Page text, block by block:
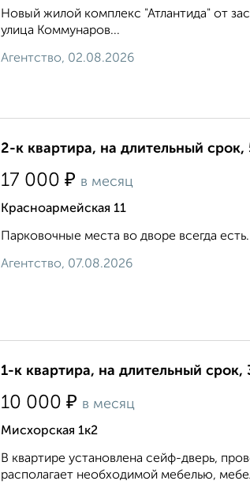
Новый жилой комплекс "Атлантида" от
улица Коммунаров...
Агентство, 02.08.2026
2-к квартира, на длительный
17 000 ₽ в месяц
Красноармейская 11
Парковочные места во дворе всегда
Агентство, 07.08.2026
1-к квартира, на длительный срок,
10 000 ₽ в месяц
Мисхорская 1к2
В квартире установлена сейф-дверь,
располагает необходимой мебелью,